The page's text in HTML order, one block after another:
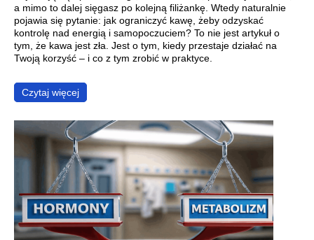
a mimo to dalej sięgasz po kolejną filiżankę. Wtedy naturalnie
pojawia się pytanie: jak ograniczyć kawę, żeby odzyskać
kontrolę nad energią i samopoczuciem? To nie jest artykuł o
tym, że kawa jest zła. Jest o tym, kiedy przestaje działać na
Twoją korzyść – i co z tym zrobić w praktyce.
Czytaj więcej